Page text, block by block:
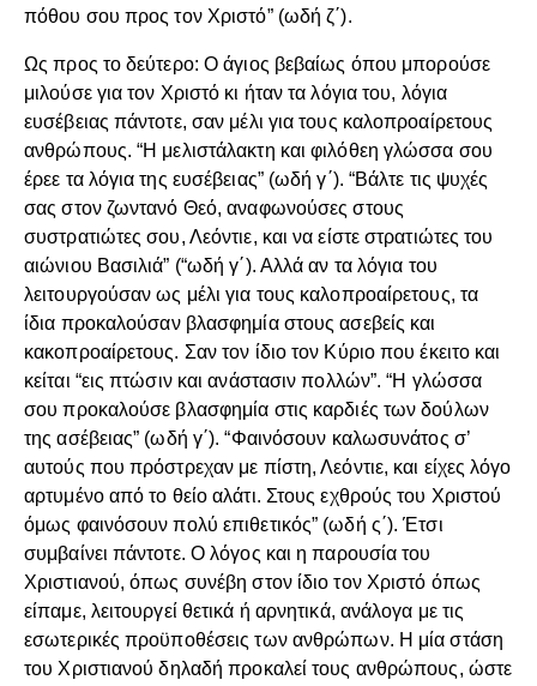
πόθου σου προς τον Χριστό” (ωδή ζ΄).
Ως προς το δεύτερο: Ο άγιος βεβαίως όπου μπορούσε
μιλούσε για τον Χριστό κι ήταν τα λόγια του, λόγια
ευσέβειας πάντοτε, σαν μέλι για τους καλοπροαίρετους
ανθρώπους. “Η μελιστάλακτη και φιλόθεη γλώσσα σου
έρεε τα λόγια της ευσέβειας” (ωδή γ΄). “Βάλτε τις ψυχές
σας στον ζωντανό Θεό, αναφωνούσες στους
συστρατιώτες σου, Λεόντιε, και να είστε στρατιώτες του
αιώνιου Βασιλιά” (“ωδή γ΄). Αλλά αν τα λόγια του
λειτουργούσαν ως μέλι για τους καλοπροαίρετους, τα
ίδια προκαλούσαν βλασφημία στους ασεβείς και
κακοπροαίρετους. Σαν τον ίδιο τον Κύριο που έκειτο και
κείται “εις πτώσιν και ανάστασιν πολλών”. “Η γλώσσα
σου προκαλούσε βλασφημία στις καρδιές των δούλων
της ασέβειας” (ωδή γ΄). “Φαινόσουν καλωσυνάτος σ’
αυτούς που πρόστρεχαν με πίστη, Λεόντιε, και είχες λόγο
αρτυμένο από το θείο αλάτι. Στους εχθρούς του Χριστού
όμως φαινόσουν πολύ επιθετικός” (ωδή ς΄). Έτσι
συμβαίνει πάντοτε. Ο λόγος και η παρουσία του
Χριστιανού, όπως συνέβη στον ίδιο τον Χριστό όπως
είπαμε, λειτουργεί θετικά ή αρνητικά, ανάλογα με τις
εσωτερικές προϋποθέσεις των ανθρώπων. Η μία στάση
του Χριστιανού δηλαδή προκαλεί τους ανθρώπους, ώστε